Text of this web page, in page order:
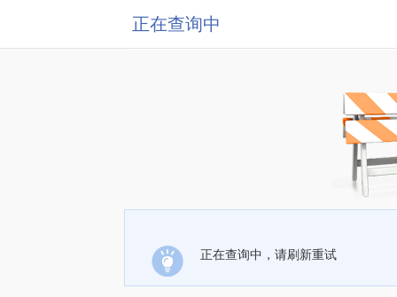
正在查询中
正在查询中，请刷新重试